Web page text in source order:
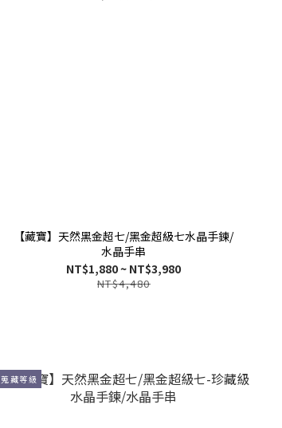
【藏寶】天然黑金超七/黑金超級七水晶手鍊/
水晶手串
NT$1,880 ~ NT$3,980
NT$4,480
蒐藏等級